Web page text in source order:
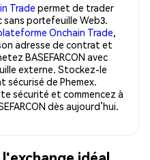
Trade permet de trader
sans portefeuille Web3.
Onchain Trade,
adresse de contrat et
BASEFARCON avec
externe. Stockez-le
sécurisé de Phemex.
sécurité et commencez à
dès aujourd’hui.